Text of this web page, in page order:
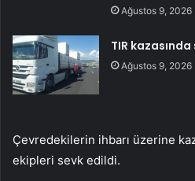
Ağustos 9, 2026
TIR
Ağustos 9, 2026
Çevredekilerin ihbarı üzerine
ekipleri sevk edildi.